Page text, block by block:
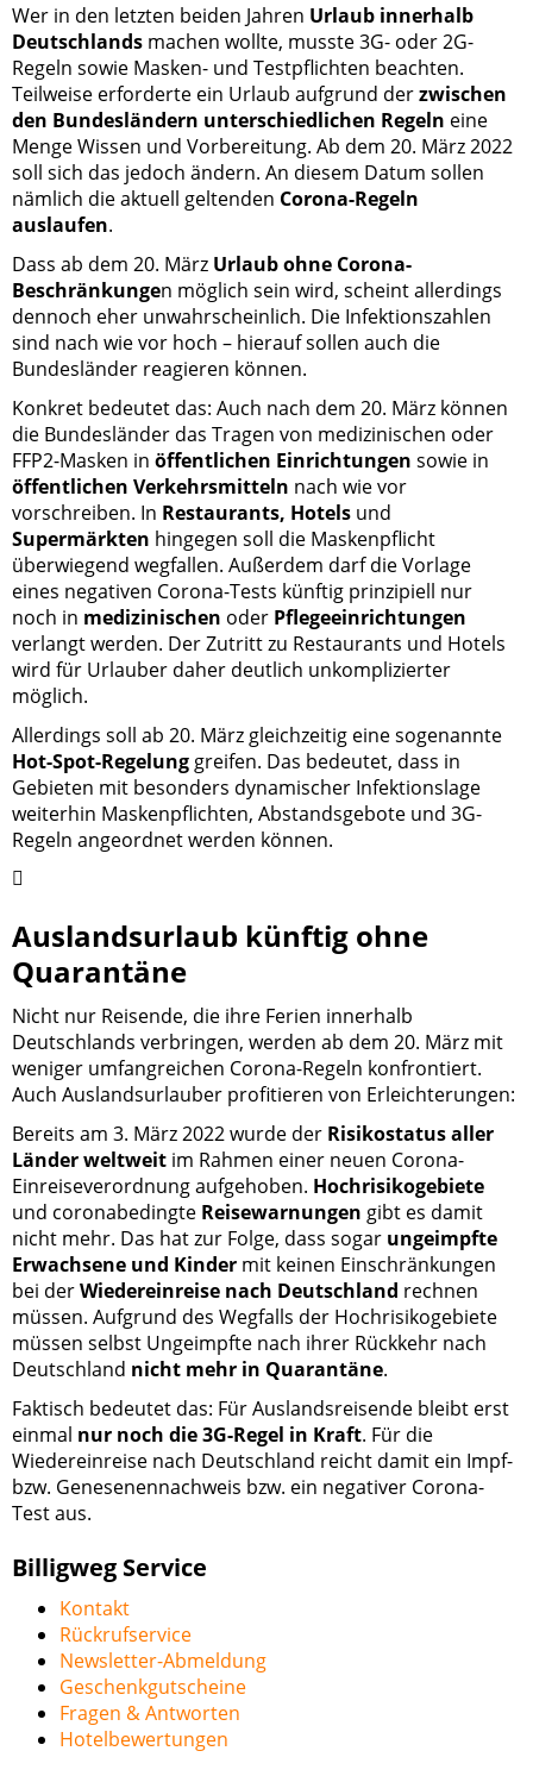
Wer in den letzten beiden Jahren Urlaub innerhalb
Deutschlands machen wollte, musste 3G- oder 2G-
Regeln sowie Masken- und Testpflichten beachten.
Teilweise erforderte ein Urlaub aufgrund derzwischen
den Bundesländern unterschiedlichen Regeln eine
Menge Wissen und Vorbereitung. Ab dem 20. März 2022
soll sich das jedoch ändern. An diesem Datum sollen
nämlich die aktuell geltenden Corona-Regeln
auslaufen.
Dass ab dem 20. März Urlaub ohne Corona-
Beschränkungen möglich sein wird, scheint allerdings
dennoch eher unwahrscheinlich. Die Infektionszahlen
sind nach wie vor hoch – hierauf sollen auch die
Bundesländer reagieren können.
Konkret bedeutet das: Auch nach dem 20. März können
die Bundesländer das Tragen von medizinischen oder
FFP2-Masken in öffentlichen Einrichtungen sowie in
öffentlichen Verkehrsmitteln nach wie vor
vorschreiben. In Restaurants, Hotels und
Supermärkten hingegen soll die Maskenpflicht
überwiegend wegfallen. Außerdem darf die Vorlage
eines negativen Corona-Tests künftig prinzipiell nur
noch in medizinischen oder Pflegeeinrichtungen
verlangt werden. Der Zutritt zu Restaurants und Hotels
wird für Urlauber daher deutlich unkomplizierter
möglich.
Allerdings soll ab 20. März gleichzeitig eine sogenannte
Hot-Spot-Regelung greifen. Das bedeutet, dass in
Gebieten mit besonders dynamischer Infektionslage
weiterhin Maskenpflichten, Abstandsgebote und 3G-
Regeln angeordnet werden können.
Auslandsurlaub künftig ohne
Quarantäne
Nicht nur Reisende, die ihre Ferien innerhalb
Deutschlands verbringen, werden ab dem 20. März mit
weniger umfangreichen Corona-Regeln konfrontiert.
Auch Auslandsurlauber profitieren von Erleichterungen:
Bereits am 3. März 2022 wurde der Risikostatus aller
Länder weltweit im Rahmen einer neuen Corona-
Einreiseverordnung aufgehoben. Hochrisikogebiete
und coronabedingte Reisewarnungen gibt es damit
nicht mehr. Das hat zur Folge, dass sogar ungeimpfte
Erwachsene und Kinder mit keinen Einschränkungen
bei derWiedereinreise nach Deutschland rechnen
müssen. Aufgrund des Wegfalls der Hochrisikogebiete
müssen selbst Ungeimpfte nach ihrer Rückkehr nach
Deutschland nicht mehr in Quarantäne.
Faktisch bedeutet das: Für Auslandsreisende bleibt erst
einmal nur noch die 3G-Regel in Kraft. Für die
Wiedereinreise nach Deutschland reicht damit ein Impf-
bzw. Genesenennachweis bzw. ein negativer Corona-
Test aus.
Billigweg Service
Kontakt
Rückrufservice
Newsletter-Abmeldung
Geschenkgutscheine
Fragen & Antworten
Hotelbewertungen